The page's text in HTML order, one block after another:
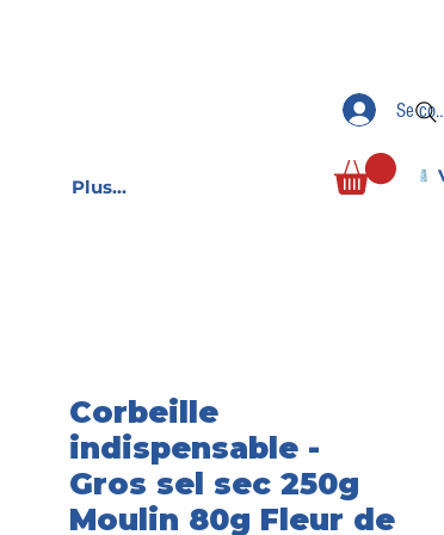
Plus...
Se
Corbeille
indispensable -
Gros sel sec 250g
Moulin 80g Fleur de